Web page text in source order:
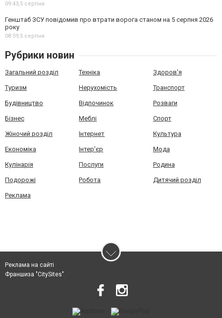
09:43,5 серпня
Генштаб ЗСУ повідомив про втрати ворога станом на 5 серпня 2026
року
08:59,5 серпня
Рубрики новин
Загальний розділ Техніка Здоров'я
Туризм Нерухомість Транспорт
Будівництво Відпочинок Розваги
Бізнес Меблі Спорт
Жіночий розділ Інтернет Культура
Економіка Інтер'єр Мода
Кулінарія Послуги Родина
Подорожі Робота Дитячий розділ
Реклама
Реклама на сайті
Франшиза "CitySites"